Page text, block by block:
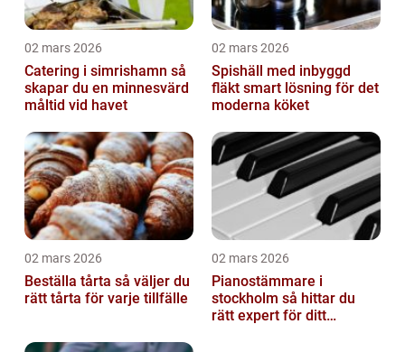
02 mars 2026
Catering i simrishamn så
skapar du en minnesvärd
måltid vid havet
02 mars 2026
Spishäll med inbyggd
fläkt smart lösning för det
moderna köket
02 mars 2026
Beställa tårta så väljer du
rätt tårta för varje tillfälle
02 mars 2026
Pianostämmare i
stockholm så hittar du
rätt expert för ditt